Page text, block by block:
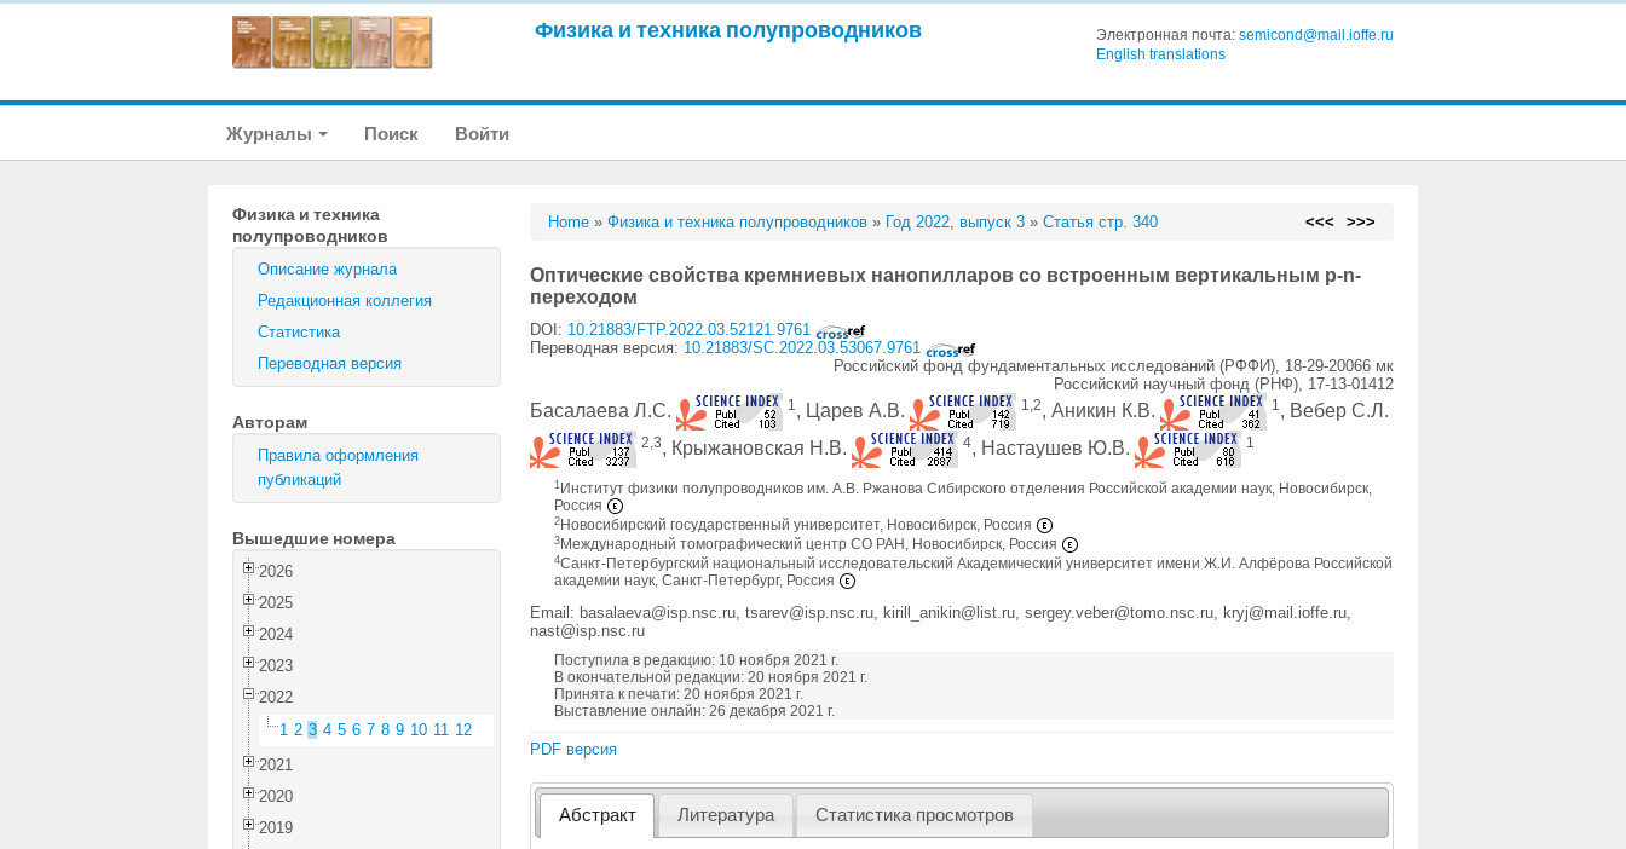
Физика и техника полупроводников Электронная почта: semicond@mail.ioffe.ru
English translations
Журналы Поиск Войти
Физика и техника
полупроводников
Описание журнала
Редакционная коллегия
Статистика
Переводная версия
Авторам
Правила оформления
публикаций
Вышедшие номера
2026
2025
2024
2023
2022
1 2 3 4 5 6 7 8 9 10 11 12
2021
2020
2019
Home »Физика и техника полупроводников » Год 2022, выпуск 3 »Статья стр. 340 <<< >>>
Оптические свойства кремниевых нанопилларов со встроенным вертикальным p-n-
переходом
DOI: 10.21883/FTP.2022.03.52121.9761
Переводная версия: 10.21883/SC.2022.03.53067.9761
Российский фонд фундаментальных исследований (РФФИ), 18-29-20066 мк
Российский научный фонд (РНФ), 17-13-01412
Басалаева Л.С. 1 , Царев А.В. 1,2, Аникин К.В. 1 , Вебер С.Л.
2,3, Крыжановская Н.В. 4, Настаушев Ю.В. 1
1 Институт физики полупроводников им. А.В. Ржанова Сибирского отделения Российской академии наук, Новосибирск,
Россия
2 Новосибирский государственный университет, Новосибирск, Россия
3 Международный томографический центр СО РАН, Новосибирск, Россия
4Санкт-Петербургский национальный исследовательский Академический университет имени Ж.И. Алфёрова Российской
академии наук, Санкт-Петербург, Россия
Email: basalaeva@isp.nsc.ru, tsarev@isp.nsc.ru, kirill_anikin@list.ru, sergey.veber@tomo.nsc.ru, kryj@mail.ioffe.ru,
nast@isp.nsc.ru
Поступила в редакцию: 10 ноября 2021 г.
В окончательной редакции: 20 ноября 2021 г.
Принята к печати: 20 ноября 2021 г.
Выставление онлайн: 26 декабря 2021 г.
PDF версия
Абстракт Литература Статистика просмотров